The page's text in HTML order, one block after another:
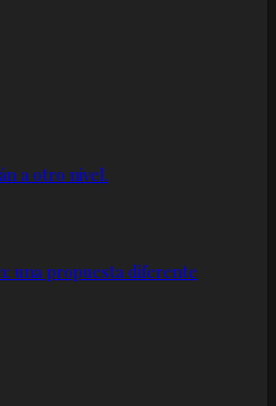
a otro nivel.
una propuesta diferente